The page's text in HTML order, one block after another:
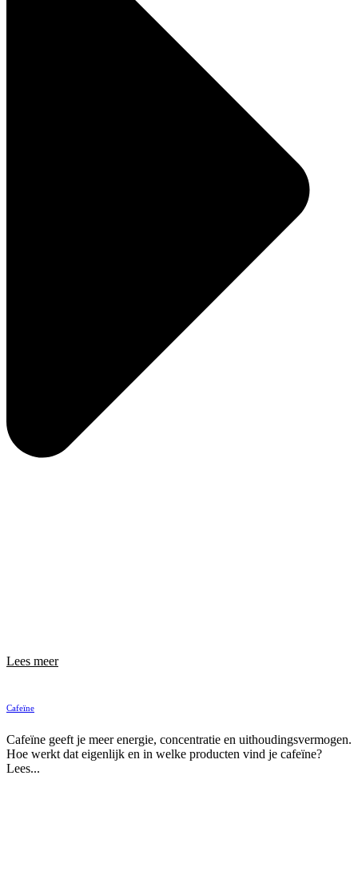
Lees meer
Cafeïne
Cafeïne geeft je meer energie, concentratie en uithoudingsvermogen.
Hoe werkt dat eigenlijk en in welke producten vind je cafeïne?
Lees...